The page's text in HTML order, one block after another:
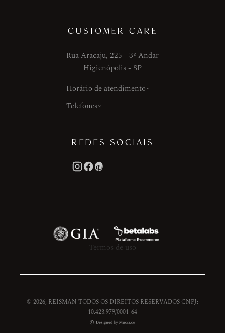
CUSTOMER CARE
Rua Aracaju, 225 - 3º Andar
Higienópolis - SP
Horário de atendimento
Telefones
REDES SOCIAIS
Termos de uso
© 2026, REISMAN TODOS OS DIREITOS RESERVADOS CNPJ:
10.423.979/0001-64